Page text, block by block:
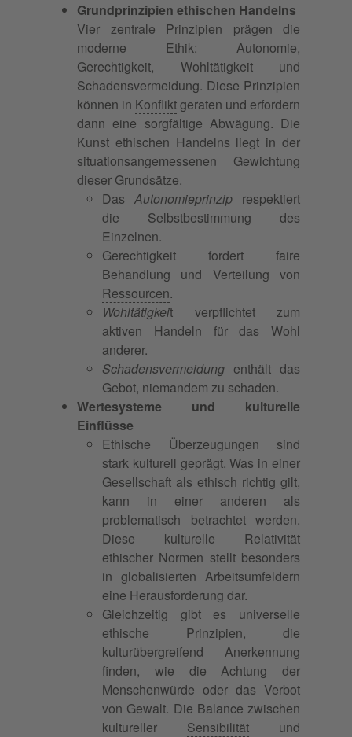
Grundprinzipien ethischen Handelns
Vier zentrale Prinzipien prägen die
moderne Ethik: Autonomie,
Gerechtigkeit, Wohltätigkeit und
Schadensvermeidung. Diese Prinzipien
können in Konfliktgeraten und erfordern
dann eine sorgfältige Abwägung. Die
Kunst ethischen Handelns liegt in der
situationsangemessenen Gewichtung
dieser Grundsätze.
Das Autonomieprinzip respektiert
die Selbstbestimmung des
Einzelnen.
Gerechtigkeit fordert faire
Behandlung und Verteilung von
Ressourcen.
Wohltätigkeit verpflichtet zum
aktiven Handeln für das Wohl
anderer.
Schadensvermeidung enthält das
Gebot, niemandem zu schaden.
Wertesysteme und kulturelle
Einflüsse
Ethische Überzeugungen sind
stark kulturell geprägt. Was in einer
Gesellschaft als ethisch richtig gilt,
kann in einer anderen als
problematisch betrachtet werden.
Diese kulturelle Relativität
ethischer Normen stellt besonders
in globalisierten Arbeitsumfeldern
eine Herausforderung dar.
Gleichzeitig gibt es universelle
ethische Prinzipien, die
kulturübergreifend Anerkennung
finden, wie die Achtung der
Menschenwürde oder das Verbot
von Gewalt. Die Balance zwischen
kultureller Sensibilität und